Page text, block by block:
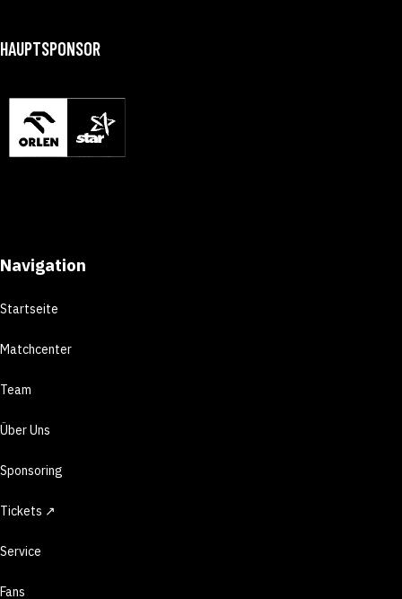
HAUPTSPONSOR
Navigation
Startseite
Matchcenter
Team
Über Uns
Sponsoring
Tickets ↗
Service
Fans